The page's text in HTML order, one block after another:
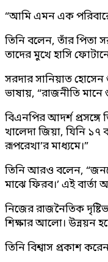
“আমি এমন এক
তিনি বলেন, তাঁর পিতা
তাদের মুখে হাসি
সরদার সানিয়াত
ভাষায়, “রাজনীতি
বিএনপির আদর্শ প্রসঙ্গে
খালেদা জিয়া, যিনি
রূপরেখা’র মাধ্যমে।”
তিনি আরও বলেন,
মাঝে ফিরব।’ এই
নিজের রাজনৈতিক
শিক্ষার আলো। উন্নয়ন
তিনি বিশ্বাস প্রকাশ